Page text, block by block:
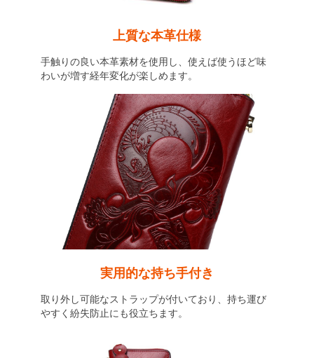
上質な本革仕様
手触りの良い本革素材を使用し、使えば使うほど味
わいが増す経年変化が楽しめます。
実用的な持ち手付き
取り外し可能なストラップが付いており、持ち運び
やすく紛失防止にも役立ちます。